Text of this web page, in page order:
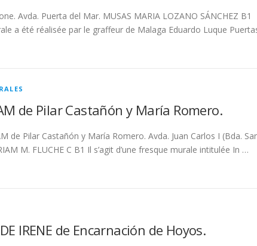
Avda. Puerta del Mar. MUSAS MARIA LOZANO SÁNCHEZ B1
a été réalisée par le graffeur de Malaga Eduardo Luque
de Pilar Castañón y María Romero.
de Pilar Castañón y María Romero. Avda. Juan Carlos I (Bda.
M. FLUCHE C B1 Il s’agit d’une fresque murale intitulée In …
IRENE de Encarnación de Hoyos.